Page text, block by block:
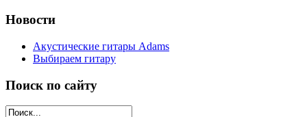
Новости
Акустические гитары Adams
Выбираем гитару
Поиск по сайту